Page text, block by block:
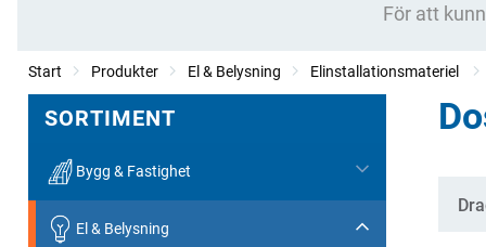
För att
Start Produkter El & Belysning Elinstallationsmateriel
SORTIMENT
Bygg & Fastighet
El & Belysning